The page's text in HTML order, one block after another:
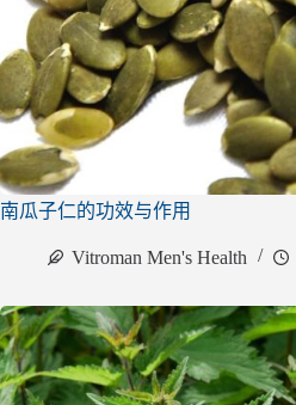
南瓜子仁的功效与作用
Vitroman Men's Health